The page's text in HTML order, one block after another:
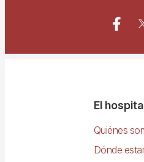
Navegació
El
Quiénes
Dónde